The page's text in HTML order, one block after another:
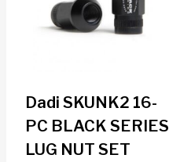
Dadi SKUNK2 16-
PC BLACK SERIES
LUG NUT SET